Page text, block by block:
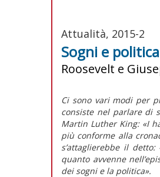
Attualità, 2015-2
Sogni e
Roosevelt e
Ci sono vari modi per
consiste nel parlare di
Martin Luther King: «I
più conforme alla
s’attaglierebbe il
quanto avvenne
dei sogni e la politica».